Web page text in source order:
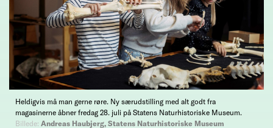
Heldigvis må man gerne røre. Ny særudstilling med alt godt fra
magasinerne åbner fredag 28. juli på Statens Naturhistoriske Museum.
Billede: Andreas Haubjerg, Statens Naturhistoriske Museum